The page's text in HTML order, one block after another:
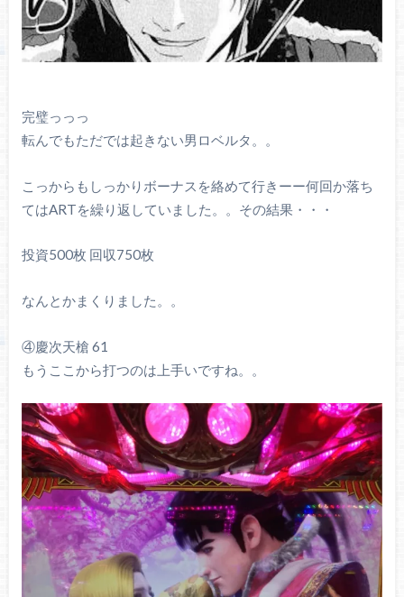
完璧っっっ
転んでもただでは起きない男ロベルタ。。
こっからもしっかりボーナスを絡めて行きーー何回か落ち
てはARTを繰り返していました。。その結果・・・
投資500枚 回収750枚
なんとかまくりました。。
④慶次天槍 61
もうここから打つのは上手いですね。。